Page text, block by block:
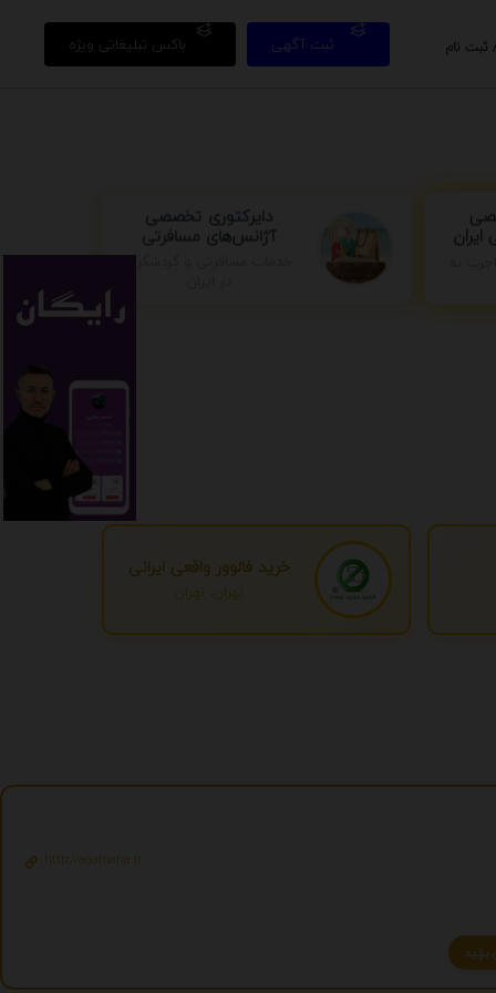
باکس تبلیغاتی ویژه ثبت آگهی نام
دایرکتوری تخصصی
آژانس‌های مسافرتی
خدمات مسافرتی و گردشگری
خرید فالوور واقعی ایرانی
تهران، تهران
http://agahiaria.ir